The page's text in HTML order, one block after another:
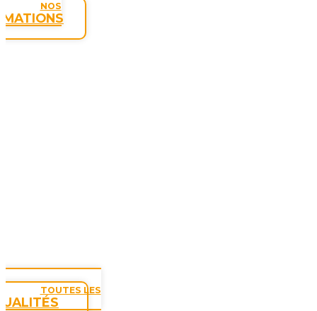
NOS
TOUTES LES